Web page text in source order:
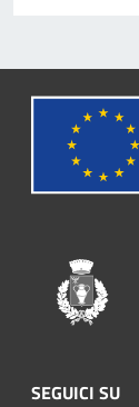
SEGUICI SU